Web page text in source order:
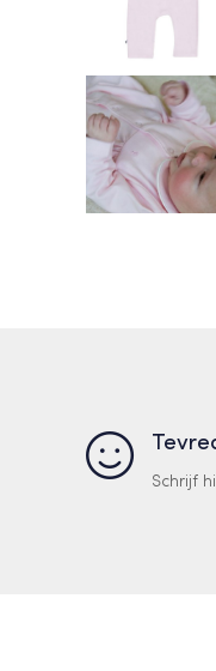
Schrijf